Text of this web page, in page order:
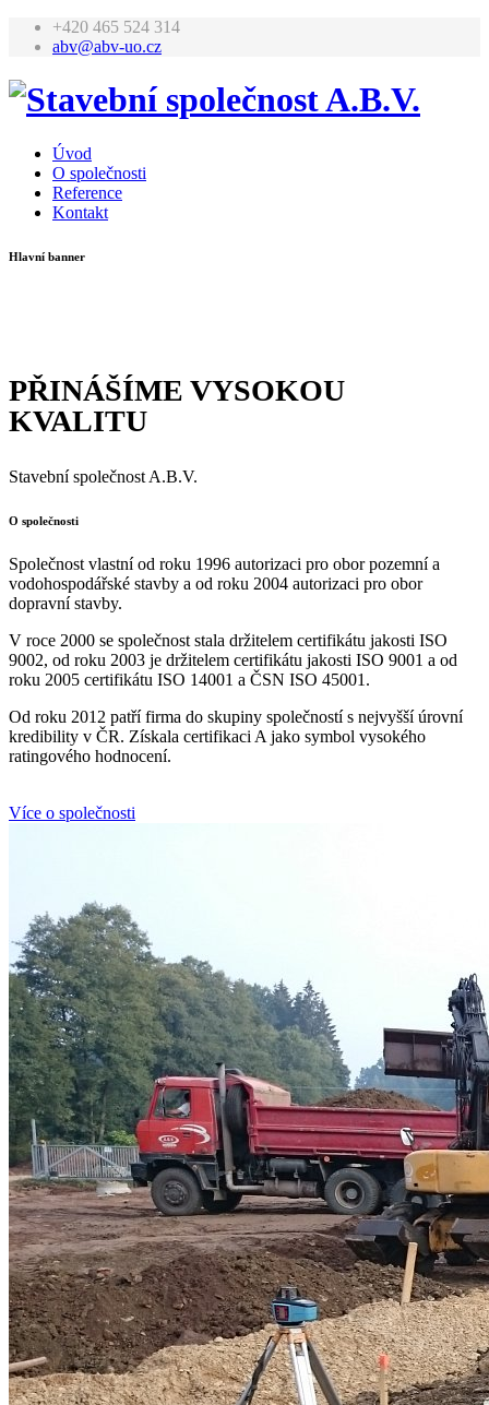
+420 465 524 314
abv@abv-uo.cz
Úvod
O společnosti
Reference
Kontakt
Hlavní banner
PŘINÁŠÍME VYSOKOU
KVALITU
Stavební společnost A.B.V.
O společnosti
Společnost vlastní od roku 1996 autorizaci pro obor pozemní a
vodohospodářské stavby a od roku 2004 autorizaci pro obor
dopravní stavby.
V roce 2000 se společnost stala držitelem certifikátu jakosti ISO
9002, od roku 2003 je držitelem certifikátu jakosti ISO 9001 a od
roku 2005 certifikátu ISO 14001 a ČSN ISO 45001.
Od roku 2012 patří firma do skupiny společností s nejvyšší úrovní
kredibility v ČR. Získala certifikaci A jako symbol vysokého
ratingového hodnocení.
Více o společnosti